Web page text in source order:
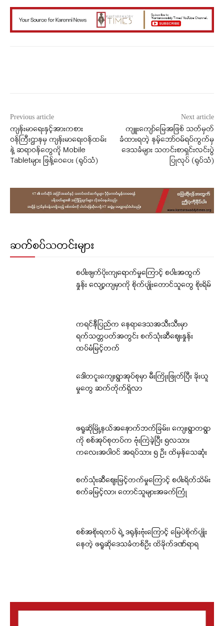
Previous article
ကျန်းမာရေးနှင့်အားကစား
ဝန်ကြီးဌာနမှ ကျန်းမာရေးဝန်ထမ်း
နဲ့ ဆရာဝန်တွေကိုု Mobile
Tabletများ ဖြန့်ဝေပေး (ရုပ်သံ)
Next article
ကျူးကျော်မြေအဖြစ် သတ်မှတ်
ခံထားရတဲ့ နမ့်ဘော်ဝမ်ရပ်ကွက်မှ
ဒေသခံများ သတင်းစာရှင်းလင်းပွဲ
ပြုလုပ် (ရုပ်သံ)
ဆက်စပ်သတင်းများ
စပါးဖျက်ပိုးကျရောက်မှုကြောင့် စပါးအထွက်
နှုန်း လျော့ကျမှာကို စိုက်ပျိုးတောင်သူတွေ စိုးရိမ်
ကရင်နီပြည်က နေရာဒေသအသီးသီးမှာ
ရက်သတ္တပတ်အတွင်း စက်သုံးဆီဈေးနှုန်း
ထပ်မံမြင့်တက်
ဒေါတငူးကျေးရွာအုပ်စုမှာ မီးကြိုးဖြုတ်ပြီး ခိုးယူ
မှုတွေ ဆက်တိုက်ရှိလာ
ဖရူဆိုမြို့နယ်အနောက်ဘက်ခြမ်း၊ ကျေးရွာတရွာ
ကို စစ်အုပ်စုတပ်က ဗုံးကြဲခဲ့ပြီး ၅လသား
ကလေးအပါဝင် အရပ်သား ၅ ဦး ထိမှန်သေဆုံး
စက်သုံးဆီဈေးမြင့်တက်မှုကြောင့် စပါးရိတ်သိမ်း
စက်ခမြင့်လာ၊ တောင်သူများအခက်ကြုံ
စစ်အစိုးရတပ် ရဲ့ ဒရုန်းဗုံးကြောင့် မြေပဲစိုက်ပျိုး
နေတဲ့ ဖရူဆိုဒေသခံတစ်ဦး ထိခိုက်ဒဏ်ရာရ